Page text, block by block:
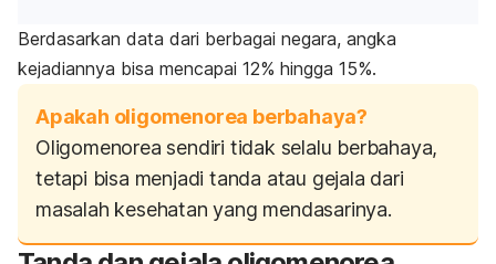
Berdasarkan data dari berbagai negara, angka
kejadiannya bisa mencapai 12% hingga 15%.
Apakah oligomenorea berbahaya?
Oligomenorea sendiri tidak selalu berbahaya,
tetapi bisa menjadi tanda atau gejala dari
masalah kesehatan yang mendasarinya.